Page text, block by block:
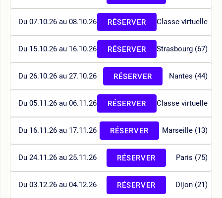
Du 07.10.26 au 08.10.26 Classe virtuelle
RÉSERVER
Du 15.10.26 au 16.10.26 Strasbourg (67)
RÉSERVER
Du 26.10.26 au 27.10.26 Nantes (44)
RÉSERVER
Du 05.11.26 au 06.11.26 Classe virtuelle
RÉSERVER
Du 16.11.26 au 17.11.26 Marseille (13)
RÉSERVER
Du 24.11.26 au 25.11.26 Paris (75)
RÉSERVER
Du 03.12.26 au 04.12.26 Dijon (21)
RÉSERVER